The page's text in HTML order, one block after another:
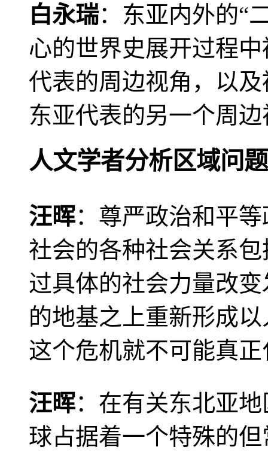
白永瑞：东亚内外的“
心的世界史展开过程
代表的周边视角，以
东亚代表的另一个周
人文学者分析区域问题
汪晖：尊严政治和平
社会的各种社会关系
过具体的社会力量改
的地基之上重新形成
这个危机就不可能真
汪晖：在有关东北亚
球占据着一个特殊的